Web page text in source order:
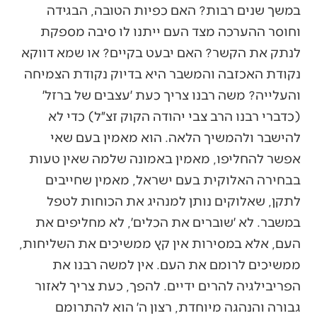
במשך שנים רבות? האם כפיות הטובה, הבגידה
וחוסר ההערכה מצד העם ייתנו לו סיבה מספקת
לנתק את הקשר? האם יבעט בקיים? או שמא דווקא
נקודת האכזבה והמשבר היא בדיוק נקודת הצמיחה
והעלייה? משה רבנו צריך כעת ׳עצבים של ברזל׳
(כדברי רבנו הרב צבי יהודה הקוק זצ״ל) כדי לא
להישבר ולהמשיך הלאה. הוא מאמין בעם שאי
אפשר להחליפו, מאמין באמונה שלמה שאין טעות
בבחירה האלוקית בעם ישראל, מאמין שחייבים
לתקן, שאלוקים נותן למנהיג את הכוחות לטפל
במשבר. לא ׳שוברים את הכלים׳, לא מחליפים את
העם, אלא במסירות אין קץ ממשיכים את השליחות,
ממשיכים לרומם את העם. אין למשה רבנו את
הפריבילגיה להרים ידיים. להפך, כעת צריך לאזור
גבורה והנהגה מיוחדת, רצון ה׳ הוא להתרומם